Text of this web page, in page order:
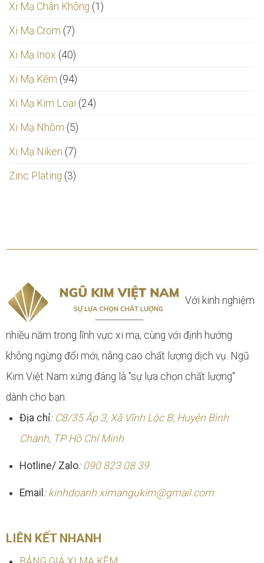
Xi Mạ Chân Không (1)
Xi Mạ Crom (7)
Xi Mạ Inox (40)
Xi Mạ Kẽm (94)
Xi Mạ Kim Loại (24)
Xi Mạ Nhôm (5)
Xi Mạ Niken (7)
Zinc Plating (3)
Với kinh nghiệm
nhiều năm trong lĩnh vực xi mạ, cùng với định hướng
không ngừng đổi mới, nâng cao chất lượng dịch vụ. Ngũ
Kim Việt Nam xứng đáng là "sự lựa chọn chất lượng"
dành cho bạn.
Địa chỉ: C8/35 Ấp 3, Xã Vĩnh Lộc B, Huyện Bình
Chánh, TP Hồ Chí Minh
Hotline/ Zalo: 090 823 08 39
Email : kinhdoanh.ximangukim@gmail.com
LIÊN KẾT NHANH